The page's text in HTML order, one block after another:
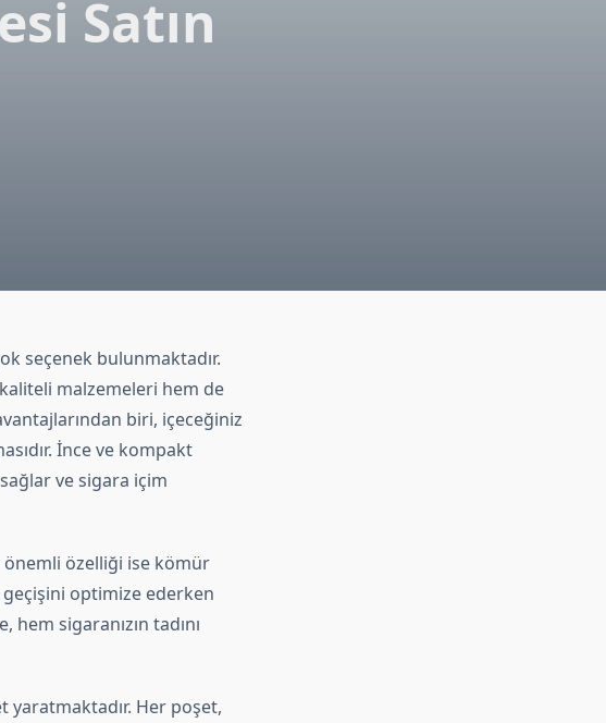
Satın
seçenek bulunmaktadır.
malzemeleri hem de
biri, içeceğiniz
İnce ve kompakt
ve sigara içim
özelliği ise kömür
geçişini optimize ederken
sigaranızın tadını
yaratmaktadır. Her poşet,